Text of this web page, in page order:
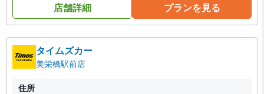
店舗詳細 プランを見る
タイムズカー
美栄橋駅前店
住所